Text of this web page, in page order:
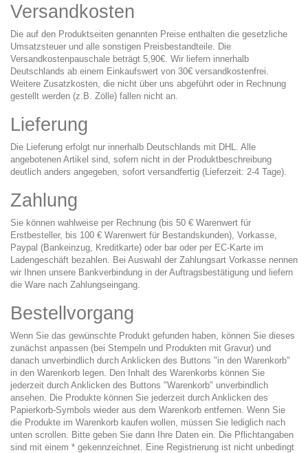
Versandkosten
Die auf den Produktseiten genannten Preise enthalten die gesetzliche
Umsatzsteuer und alle sonstigen Preisbestandteile. Die
Versandkostenpauschale beträgt 5,90€. Wir liefern innerhalb
Deutschlands ab einem Einkaufswert von 30€ versandkostenfrei.
Weitere Zusatzkosten, die nicht über uns abgeführt oder in Rechnung
gestellt werden (z.B. Zölle) fallen nicht an.
Lieferung
Die Lieferung erfolgt nur innerhalb Deutschlands mit DHL. Alle
angebotenen Artikel sind, sofern nicht in der Produktbeschreibung
deutlich anders angegeben, sofort versandfertig (Lieferzeit: 2-4 Tage).
Zahlung
Sie können wahlweise per Rechnung (bis 50 € Warenwert für
Erstbesteller, bis 100 € Warenwert für Bestandskunden), Vorkasse,
Paypal (Bankeinzug, Kreditkarte) oder bar oder per EC-Karte im
Ladengeschäft bezahlen. Bei Auswahl der Zahlungsart Vorkasse nennen
wir Ihnen unsere Bankverbindung in der Auftragsbestätigung und liefern
die Ware nach Zahlungseingang.
Bestellvorgang
Wenn Sie das gewünschte Produkt gefunden haben, können Sie dieses
zunächst anpassen (bei Stempeln und Produkten mit Gravur) und
danach unverbindlich durch Anklicken des Buttons "in den Warenkorb"
in den Warenkorb legen. Den Inhalt des Warenkorbs können Sie
jederzeit durch Anklicken des Buttons "Warenkorb" unverbindlich
ansehen. Die Produkte können Sie jederzeit durch Anklicken des
Papierkorb-Symbols wieder aus dem Warenkorb entfernen. Wenn Sie
die Produkte im Warenkorb kaufen wollen, müssen Sie lediglich nach
unten scrollen. Bitte geben Sie dann Ihre Daten ein. Die Pflichtangaben
sind mit einem * gekennzeichnet. Eine Registrierung ist nicht unbedingt